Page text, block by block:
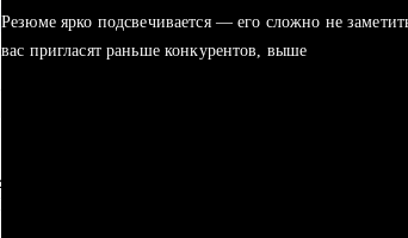
Резюме ярко подсвечивается — его сложно не
вас пригласят раньше конкурентов, выше